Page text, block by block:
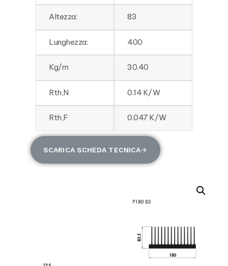
Altezza: 83
Lunghezza: 400
Kg/m 30.40
Rth,N 0.14 K/W
Rth,F 0.047 K/W
SCARICA SCHEDA TECNICA